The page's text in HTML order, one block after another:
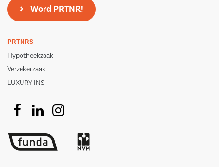
Word PRTNR!
PRTNRS
Hypotheekzaak
Verzekerzaak
LUXURY INS